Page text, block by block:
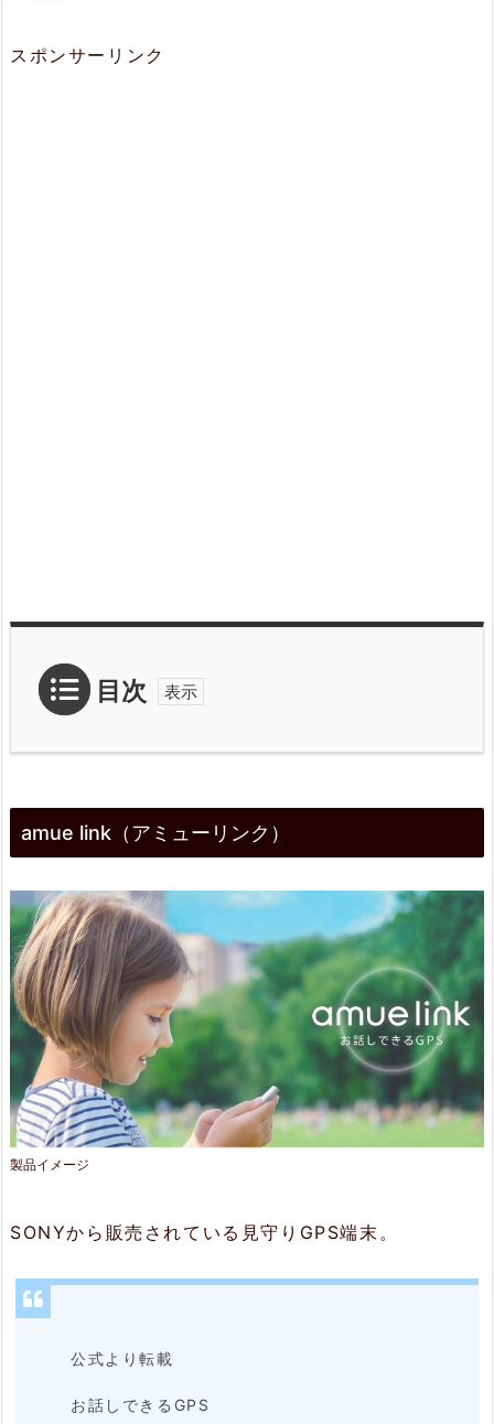
スポンサーリンク
目次
1.
m
e
l
i
n
（ア
ミ
amue link（アミューリンク）
製品イメージ
SONYから販売されている見守りGPS端末。
公式より転載
お話しできるGPS